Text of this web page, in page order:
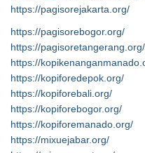
https://pagisorejakarta.org/
https://pagisorebogor.org/
https://pagisoretangerang.org/
https://
https://kopiforedepok.org/
https://kopiforebali.org/
https://kopiforebogor.org/
https://kopiforemanado.org/
https://mixuejabar.org/